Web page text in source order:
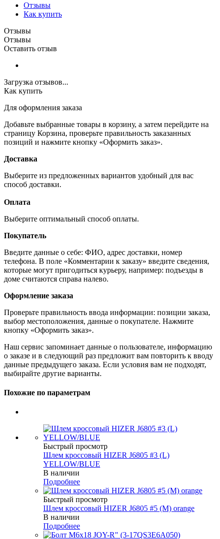
Отзывы
Как купить
Отзывы
Отзывы
Оставить отзыв
Загрузка отзывов...
Как купить
Для оформления заказа
Добавьте выбранные товары в корзину, а затем перейдите на
страницу Корзина, проверьте правильность заказанных
позиций и нажмите кнопку «Оформить заказ».
Доставка
Выберите из предложенных вариантов удобный для вас
способ доставки.
Оплата
Выберите оптимальный способ оплаты.
Покупатель
Введите данные о себе: ФИО, адрес доставки, номер
телефона. В поле «Комментарии к заказу» введите сведения,
которые могут пригодиться курьеру, например: подъезды в
доме считаются справа налево.
Оформление заказа
Проверьте правильность ввода информации: позиции заказа,
выбор местоположения, данные о покупателе. Нажмите
кнопку «Оформить заказ».
Наш сервис запоминает данные о пользователе, информацию
о заказе и в следующий раз предложит вам повторить к вводу
данные предыдущего заказа. Если условия вам не подходят,
выбирайте другие варианты.
Похожие по параметрам
Быстрый просмотр
Шлем кроссовый HIZER J6805 #3 (L)
YELLOW/BLUE
В наличии
Подробнее
Быстрый просмотр
Шлем кроссовый HIZER J6805 #5 (M) orange
В наличии
Подробнее